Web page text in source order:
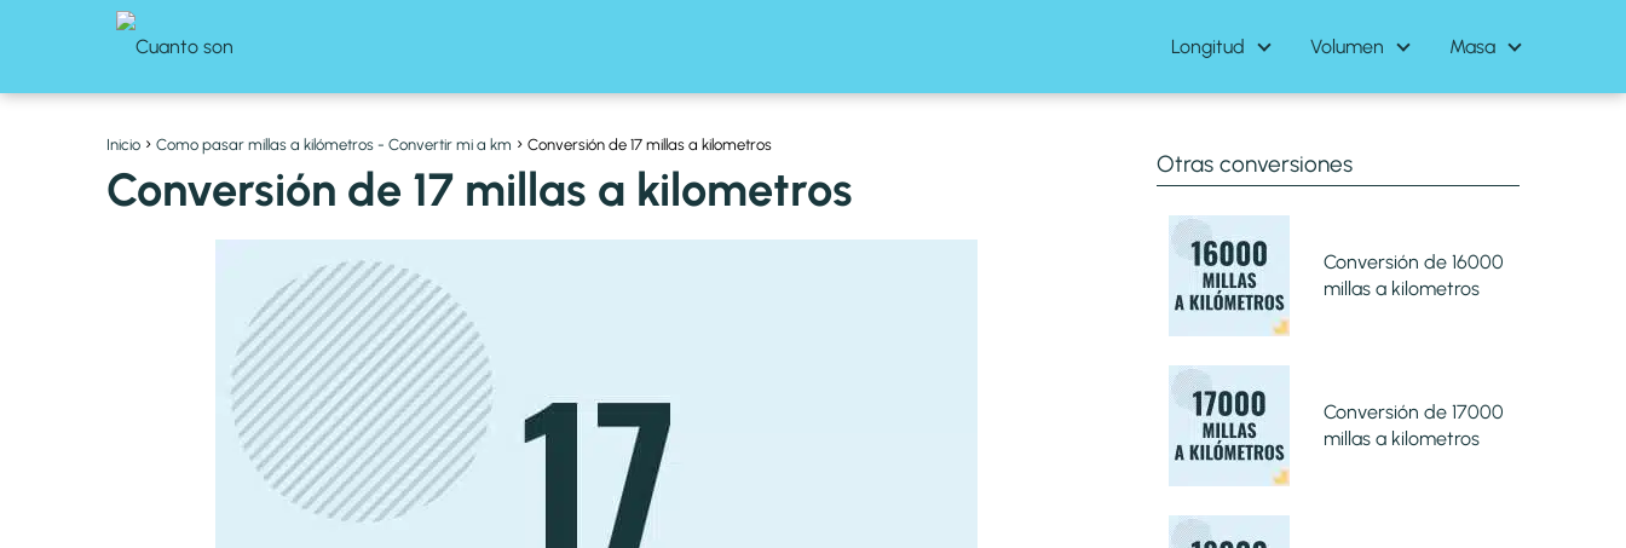
Longitud Volumen Masa
Inicio Como pasar millas a kilómetros - Convertir mi a km Conversión de 17 millas a kilometros
Conversión de 17 millas a kilometros Otras conversiones
Conversión de 16000
millas a kilometros
Conversión de 17000
millas a kilometros